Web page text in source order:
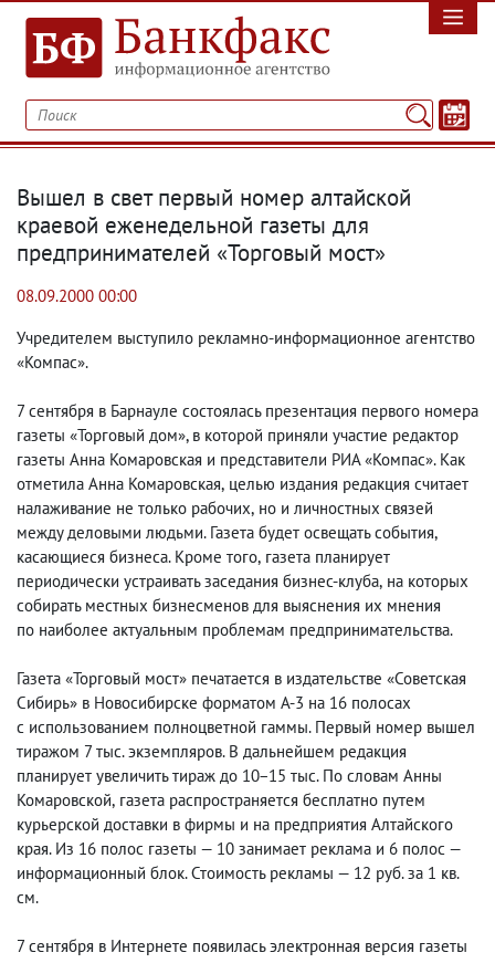
Вышел в свет первый номер алтайской
краевой еженедельной газеты для
предпринимателей «Торговый мост»
08.09.2000 00:00
Учредителем выступило рекламно-информационное агентство
«Компас».
7 сентября в Барнауле состоялась презентация первого номера
газеты «Торговый дом», в которой приняли участие редактор
газеты Анна Комаровская и представители РИА «Компас». Как
отметила Анна Комаровская, целью издания редакция считает
налаживание не только рабочих, но и личностных связей
между деловыми людьми. Газета будет освещать события,
касающиеся бизнеса. Кроме того, газета планирует
периодически устраивать заседания бизнес-клуба, на которых
собирать местных бизнесменов для выяснения их мнения
по наиболее актуальным проблемам предпринимательства.
Газета «Торговый мост» печатается в издательстве «Советская
Сибирь» в Новосибирске форматом А-3 на 16 полосах
с использованием полноцветной гаммы. Первый номер вышел
тиражом 7 тыс. экземпляров. В дальнейшем редакция
планирует увеличить тираж до 10−15 тыс. По словам Анны
Комаровской, газета распространяется бесплатно путем
курьерской доставки в фирмы и на предприятия Алтайского
края. Из 16 полос газеты — 10 занимает реклама и 6 полос —
информационный блок. Стоимость рекламы — 12 руб. за 1 кв.
см.
7 сентября в Интернете появилась электронная версия газеты